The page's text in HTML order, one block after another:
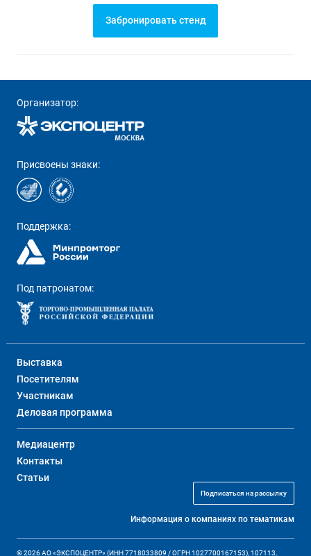
Забронировать стенд
Организатор:
Присвоены знаки:
Поддержка:
Под патронатом:
Выставка
Посетителям
Участникам
Деловая программа
Медиацентр
Контакты
Статьи
Подписаться на рассылку
Информация о компаниях по тематикам
© 2026 АО «ЭКСПОЦЕНТР» (ИНН 7718033809 / ОГРН 1027700167153), 107113,